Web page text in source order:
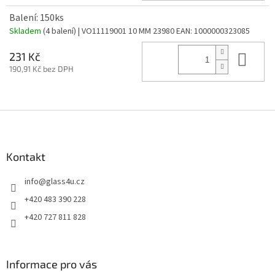
Balení: 150ks
Skladem (4 balení) | VO11119001 10 MM 23980EAN: 1000000323085
231 Kč
190,91 Kč bez DPH
Kontakt
info@glass4u.cz
+420 483 390 228
+420 727 811 828
Informace pro vás